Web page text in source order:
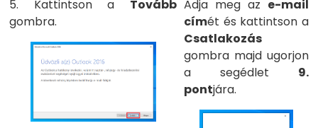
5. Kattintson a Tovább
gombra.
Adja meg az e-mail
címét és kattintson a
Csatlakozás
gombra majd ugorjon
a segédlet 9.
pontjára.